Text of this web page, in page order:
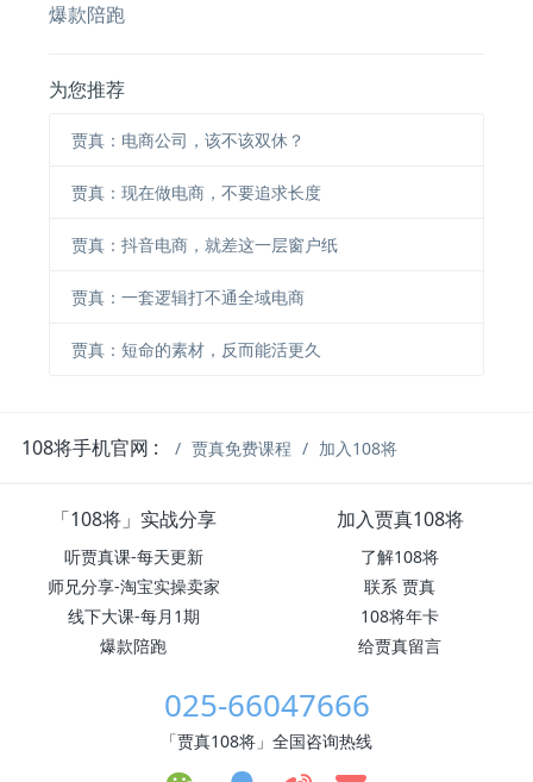
爆款陪跑
为您推荐
贾真：电商公司，该不该双休？
贾真：现在做电商，不要追求长度
贾真：抖音电商，就差这一层窗户纸
贾真：一套逻辑打不通全域电商
贾真：短命的素材，反而能活更久
108将手机官网 : 贾真免费课程 加入108将
「108将」实战分享
听贾真课-每天更新
师兄分享-淘宝实操卖家
线下大课-每月1期
爆款陪跑
加入贾真108将
了解108将
联系 贾真
108将年卡
给贾真留言
025-66047666
「贾真108将」全国咨询热线